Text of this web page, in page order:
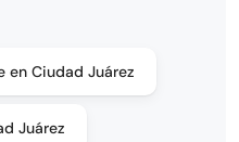
en Ciudad Juárez
Juárez